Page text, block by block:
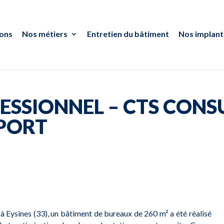
Nos métiers Entretien du bâtiment Nos
– CTS
(33), un bâtiment de bureaux de 260 m² a été réalisé